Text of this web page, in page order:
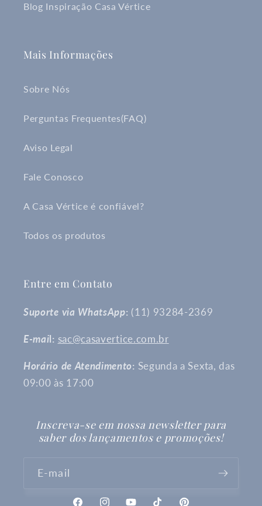
Blog Inspiração Casa Vértice
Mais Informações
Sobre Nós
Perguntas Frequentes(FAQ)
Aviso Legal
Fale Conosco
A Casa Vértice é confiável?
Todos os produtos
Entre em Contato
Suporte via WhatsApp: (11) 93284-2369
E-mail: sac@casavertice.com.br
Horário de Atendimento: Segunda a Sexta, das
09:00 às 17:00
Inscreva-se em nossa newsletter para
saber dos lançamentos e promoções!
E-mail